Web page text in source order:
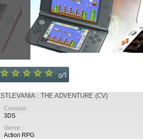
0/5
: THE ADVENTURE (CV)
Console :
3DS
Genre :
Action RPG